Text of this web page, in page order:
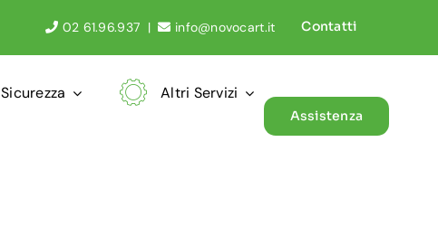
02 61.96.937 | info@novocart.it Contatti
Sicurezza Altri Servizi
Assistenza